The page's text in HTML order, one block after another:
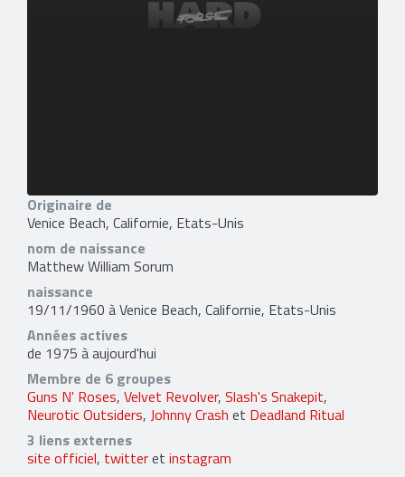
Originaire de
Venice Beach, Californie, Etats-Unis
nom de naissance
Matthew William Sorum
naissance
19/11/1960 à Venice Beach, Californie, Etats-Unis
Années actives
de 1975 à aujourd'hui
Membre de 6 groupes
Guns N' Roses, Velvet Revolver, Slash's Snakepit,
Neurotic Outsiders, Johnny Crash et Deadland Ritual
3 liens externes
site officiel, twitteret instagram